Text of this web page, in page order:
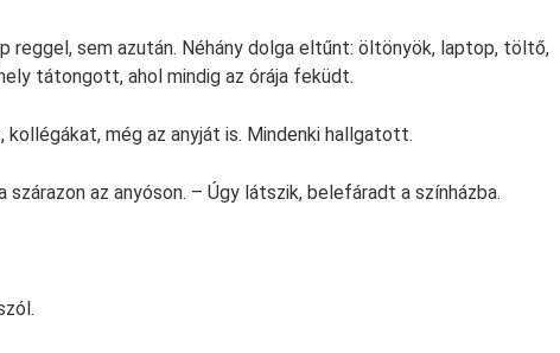
reggel, sem azután. Néhány dolga eltűnt: öltönyök, laptop, töltő,
tátongott, ahol mindig az órája feküdt.
még az anyját is. Mindenki hallgatott.
az anyóson. – Úgy látszik, belefáradt a színházba.